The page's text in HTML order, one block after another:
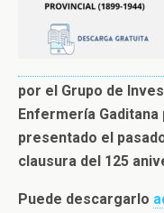
por el Grupo de
Enfermería
presentado el
clausura del 125
Puede descargarlo